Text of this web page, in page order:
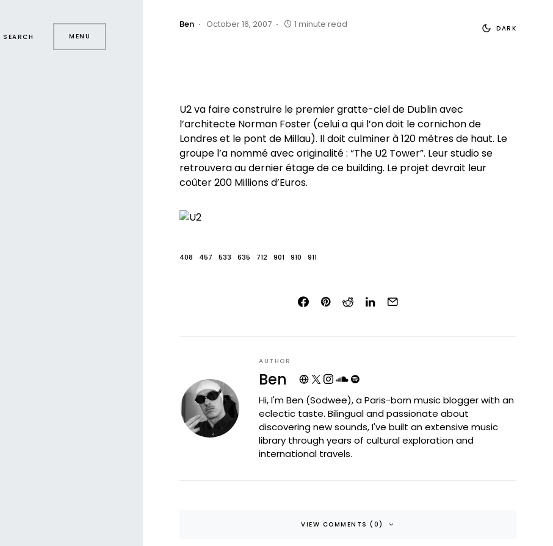
SEARCH MENU
Ben October 16, 2007 1 minute read DARK
U2 va faire construire le premier gratte-ciel de Dublin avec
l’architecte Norman Foster (celui a qui l’on doit le cornichon de
Londres et le pont de Millau). Il doit culminer à 120 mètres de haut. Le
groupe l’a nommé avec originalité : “The U2 Tower”. Leur studio se
retrouvera au dernier étage de ce building. Le projet devrait leur
coûter 200 Millions d’Euros.
408 457 533 635 712 901 910 911
AUTHOR
Ben
Hi, I'm Ben (Sodwee), a Paris-born music blogger with an
eclectic taste. Bilingual and passionate about
discovering new sounds, I've built an extensive music
library through years of cultural exploration and
international travels.
VIEW COMMENTS (0)